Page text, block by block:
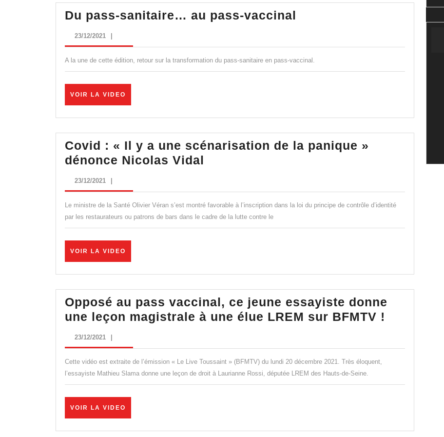
?
! »
Du pass-sanitaire… au pass-vaccinal
sanitaire…
au
pass-
23/12/202123/12/2021
A la une de cette édition, retour sur la transformation du pass-sanitaire en pass-vaccinal.
VOIR LA VIDEO
Covid : « Il y a une scénarisation de la panique »
dénonce Nicolas Vidal
« Il
y
a
une
la
panique »
dénonce
Nicolas
23/12/202123/12/2021
Le ministre de la Santé Olivier Véran s’est montré favorable à l’inscription dans la loi du principe de contrôle d’identité
par les restaurateurs ou patrons de bars dans le cadre de la lutte contre le
VOIR LA VIDEO
Opposé au pass vaccinal, ce jeune essayiste donne
une leçon magistrale à une élue LREM sur BFMTV !
pass
jeune
une
23/12/202123/12/2021
Cette vidéo est extraite de l’émission « Le Live Toussaint » (BFMTV) du lundi 20 décembre 2021. Très éloquent,
l’essayiste Mathieu Slama donne une leçon de droit à Laurianne Rossi, députée LREM des Hauts-de-Seine.
VOIR LA VIDEO